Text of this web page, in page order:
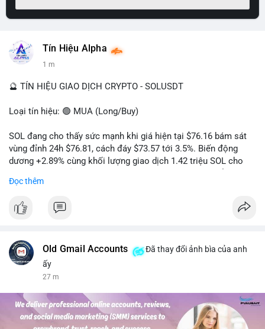
Tín Hiệu Alpha
1 m
🔮 TÍN HIỆU GIAO DỊCH CRYPTO - SOLUSDT
Loại tín hiệu: 🟢 MUA (Long/Buy)
SOL đang cho thấy sức mạnh khi giá hiện tại $76.16 bám sát
vùng đỉnh 24h $76.81, cách đáy $73.57 tới 3.5%. Biến động
dương +2.89% cùng khối lượng giao dịch 1.42 triệu SOL cho
hoàn toàn nhịp điều chỉnh.
Khuyến nghị giao dịch cụ thể:
- Mục tiêu chốt lời: TP1: 77.50, TP2: 78.80
- Cắt lỗ: 74.90 (dưới vùng hỗ trợ gần nhất)
chốt 50% vị thế tại TP1 và dời stop loss về điểm hòa vốn.
#solusdt #longsol #vung76 #breakoutsol #lenhmuasol
Đọc thêm
Old Gmail Accounts
Đã thay đổi ảnh bìa của anh
ấy
27 m